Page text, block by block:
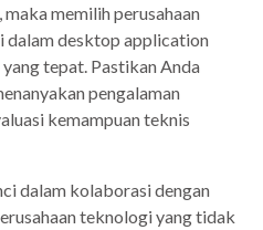
memilih perusahaan
dalam desktop application
tepat. Pastikan Anda
pengalaman
kemampuan teknis
dalam kolaborasi dengan
teknologi yang tidak